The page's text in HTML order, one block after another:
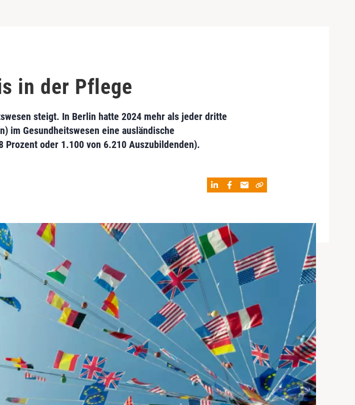
in der Pflege
steigt. In Berlin hatte 2024 mehr als jeder dritte
im Gesundheitswesen eine ausländische
oder 1.100 von 6.210 Auszubildenden).